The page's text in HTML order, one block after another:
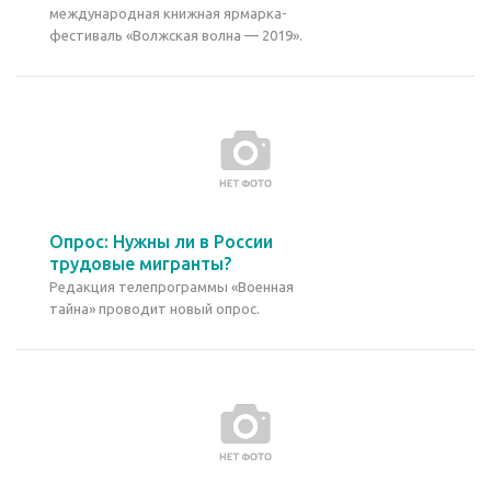
международная книжная ярмарка-
фестиваль «Волжская волна — 2019».
Опрос: Нужны ли в России
трудовые мигранты?
Редакция телепрограммы «Военная
тайна» проводит новый опрос.